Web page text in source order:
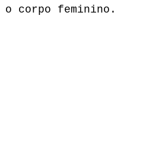
corpo feminino.